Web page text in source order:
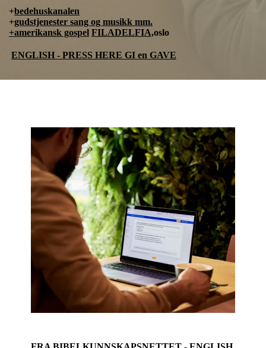
+bedehuskanalen
+gudstjenester sang og musikk mm.
+amerikansk gospel FILADELFIA,oslo
ENGLISH - PRESS HERE GI en GAVE